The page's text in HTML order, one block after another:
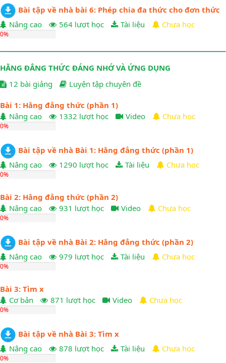
Bài tập về nhà bài 6: Phép chia đa thức cho đơn thức
Nâng cao
564 lượt học Tài liệu Chưa học
0%
HẰNG ĐẲNG THỨC ĐÁNG NHỚ VÀ ỨNG DỤNG
12 bài giảng
Luyện tập chuyên đề
Bài 1: Hằng đẳng thức (phần 1)
Nâng cao
1332 lượt học Video Chưa học
0%
Bài tập về nhà Bài 1: Hằng đẳng thức (phần 1)
Nâng cao
1290 lượt học Tài liệu Chưa học
0%
Bài 2: Hằng đẳng thức (phần 2)
Nâng cao
931 lượt học Video Chưa học
0%
Bài tập về nhà Bài 2: Hằng đẳng thức (phần 2)
Nâng cao
979 lượt học Tài liệu Chưa học
0%
Bài 3: Tìm x
Cơ bản
871 lượt học Video Chưa học
0%
Bài tập về nhà Bài 3: Tìm x
Nâng cao
878 lượt học Tài liệu Chưa học
0%